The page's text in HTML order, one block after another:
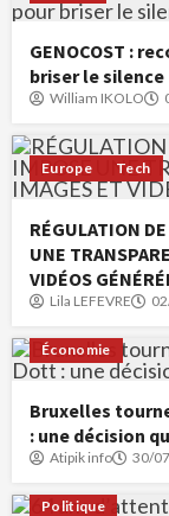
GENOCOST :
briser le silence
William IKOLO
Europe Tech
RÉGULATION
UNE
VIDÉOS
Lila LEFEVRE
Économie
Bruxelles
: une décision
Atipik info 30/
Politique